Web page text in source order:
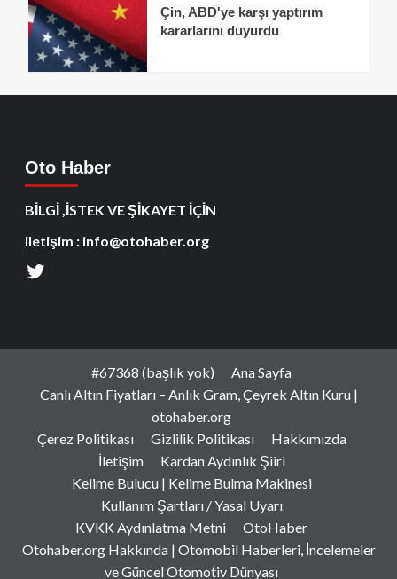
Çin, ABD'ye karşı yaptırım
kararlarını duyurdu
Oto Haber
BİLGİ ,İSTEK VE ŞİKAYET İÇİN
iletişim : info@otohaber.org
#67368 (başlık yok)
Ana Sayfa
Canlı Altın Fiyatları – Anlık Gram, Çeyrek Altın Kuru |
otohaber.org
Çerez Politikası
Gizlilik Politikası
Hakkımızda
İletişim
Kardan Aydınlık Şiiri
Kelime Bulucu | Kelime Bulma Makinesi
Kullanım Şartları / Yasal Uyarı
KVKK Aydınlatma Metni
OtoHaber
Otohaber.org Hakkında | Otomobil Haberleri, İncelemeler
ve Güncel Otomotiv Dünyası